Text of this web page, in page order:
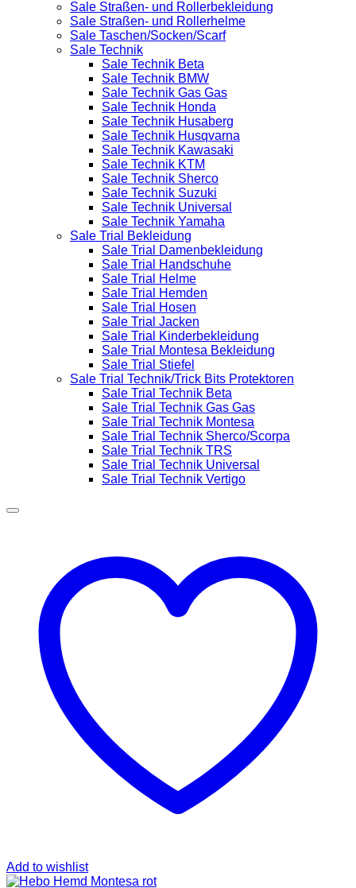
Sale Straßen- und Rollerbekleidung
Sale Straßen- und Rollerhelme
Sale Taschen/Socken/Scarf
Sale Technik
Sale Technik Beta
Sale Technik BMW
Sale Technik Gas Gas
Sale Technik Honda
Sale Technik Husaberg
Sale Technik Husqvarna
Sale Technik Kawasaki
Sale Technik KTM
Sale Technik Sherco
Sale Technik Suzuki
Sale Technik Universal
Sale Technik Yamaha
Sale Trial Bekleidung
Sale Trial Damenbekleidung
Sale Trial Handschuhe
Sale Trial Helme
Sale Trial Hemden
Sale Trial Hosen
Sale Trial Jacken
Sale Trial Kinderbekleidung
Sale Trial Montesa Bekleidung
Sale Trial Stiefel
Sale Trial Technik/Trick Bits Protektoren
Sale Trial Technik Beta
Sale Trial Technik Gas Gas
Sale Trial Technik Montesa
Sale Trial Technik Sherco/Scorpa
Sale Trial Technik TRS
Sale Trial Technik Universal
Sale Trial Technik Vertigo
Add to wishlist